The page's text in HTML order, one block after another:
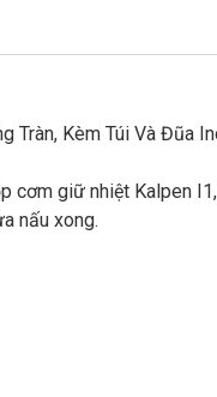
Tràn, Kèm Túi Và Đũa
giữ nhiệt Kalpen
nấu xong.